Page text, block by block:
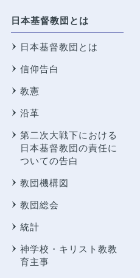
日本基督教団とは
日本基督教団とは
信仰告白
教憲
沿革
第二次大戦下における
日本基督教団の責任に
ついての告白
教団機構図
教団総会
統計
神学校・キリスト教教
育主事